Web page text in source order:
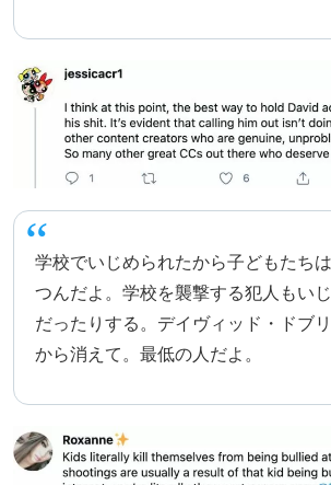
学校でいじめられたから子どもたち
つんだよ。学校を襲撃する犯人もい
だったりする。デイヴィッド・ドブ
から消えて。最低の人だよ。